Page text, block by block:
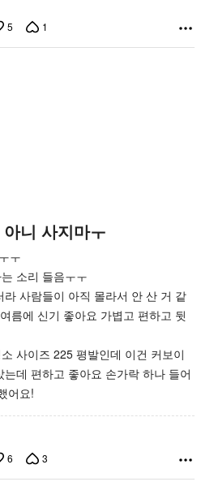
5 1
니 사지마ㅜ
ㅜ
소리 들음ㅜㅜ
사람들이 아직 몰라서 안 산 거 같
름에 신기 좋아요 가볍고 편하고 뒷
사이즈 225 평발인데 이건 커보이
데 편하고 좋아요 손가락 하나 들어
어요!
6 3